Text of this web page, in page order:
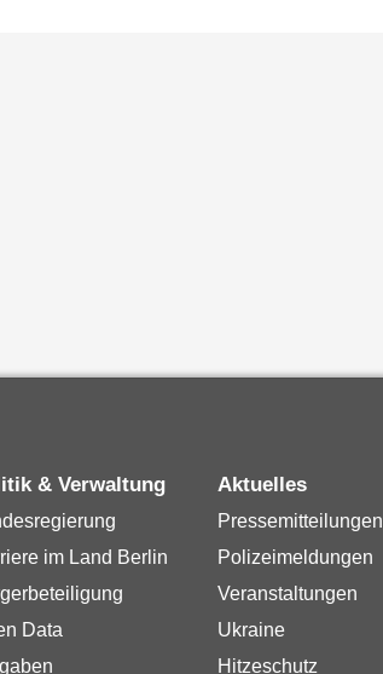
& Verwaltung
im Land Berlin
Data
Aktuelles
Pressemitteilungen
Polizeimeldungen
Veranstaltungen
Ukraine
Hitzeschutz